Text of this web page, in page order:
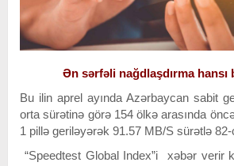
Ən sərfəli nağdlaşdırma hansı
Bu ilin aprel ayında Azərbaycan sabit
orta sürətinə görə 154 ölkə arasında
1 pillə geriləyərək 91.57 MB/S sürətlə
“Speedtest Global Index”i xəbər verir